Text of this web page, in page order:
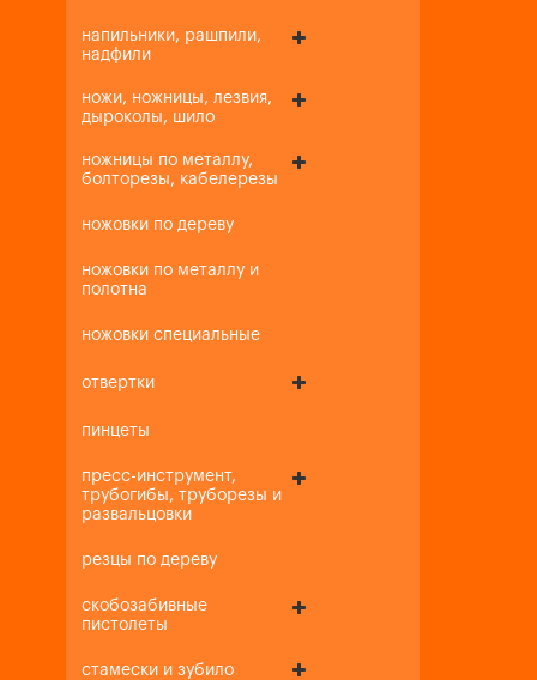
напильники, рашпили,
надфили
ножи, ножницы, лезвия,
дыроколы, шило
ножницы по металлу,
болторезы, кабелерезы
ножовки по дереву
ножовки по металлу и
полотна
ножовки специальные
отвертки
пинцеты
пресс-инструмент,
трубогибы, труборезы и
развальцовки
резцы по дереву
скобозабивные
пистолеты
стамески и зубило